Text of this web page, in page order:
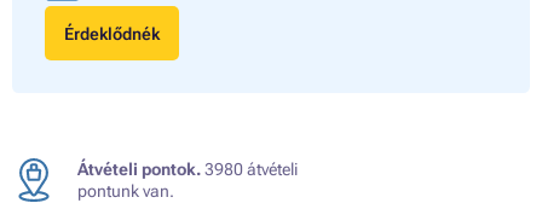
Érdeklődnék
Átvételi pontok.3980 átvételi
pontunk van.